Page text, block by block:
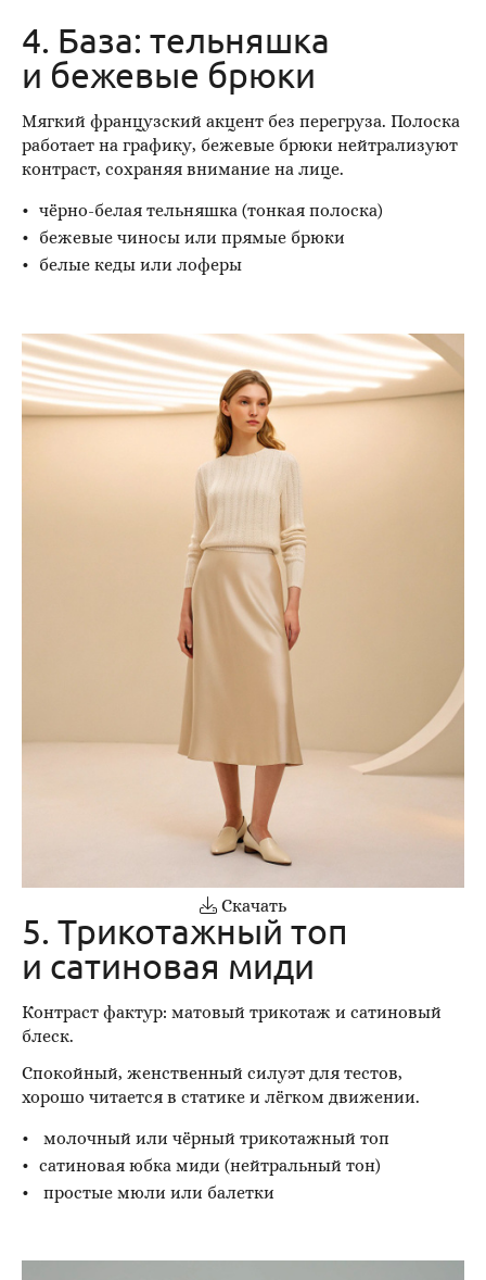
4. База: тельняшка
и бежевые брюки
Мягкий французский акцент без перегруза. Полоска
работает на графику, бежевые брюки нейтрализуют
контраст, сохраняя внимание на лице.
чёрно-белая тельняшка (тонкая полоска)
бежевые чиносы или прямые брюки
белые кеды или лоферы
Скачать
5. Трикотажный топ
и сатиновая миди
Контраст фактур: матовый трикотаж и сатиновый
блеск.
Спокойный, женственный силуэт для тестов,
хорошо читается в статике и лёгком движении.
молочный или чёрный трикотажный топ
сатиновая юбка миди (нейтральный тон)
простые мюли или балетки